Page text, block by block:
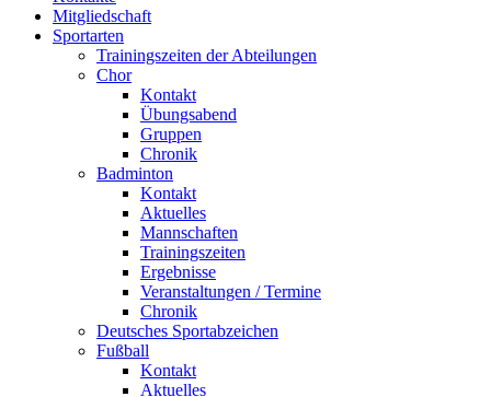
Mitgliedschaft
Sportarten
Trainingszeiten der Abteilungen
Chor
Kontakt
Übungsabend
Gruppen
Chronik
Badminton
Kontakt
Aktuelles
Mannschaften
Trainingszeiten
Ergebnisse
Veranstaltungen / Termine
Chronik
Deutsches Sportabzeichen
Fußball
Kontakt
Aktuelles